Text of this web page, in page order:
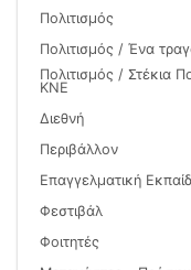
Πολιτισμός
Πολιτισμός / Ένα
Πολιτισμός / Στέκια
ΚΝΕ
Διεθνή
Περιβάλλον
Επαγγελματική
Φεστιβάλ
Φοιτητές